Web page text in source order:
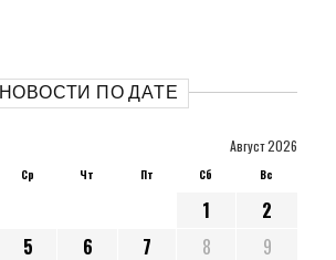
НОВОСТИ ПО ДАТЕ
Август 2026
Ср Чт Пт Сб Вс
1
2
5 6 7 8
9